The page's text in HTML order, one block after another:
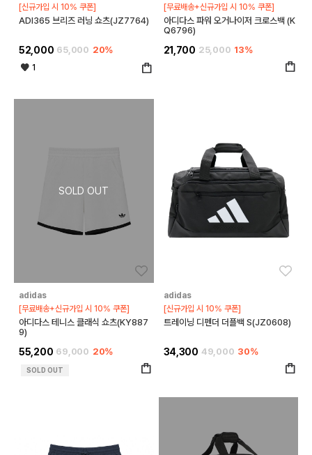
[신규가입 시 10% 쿠폰]
ADI365 브리즈 러닝 쇼츠(JZ7764)
52,000 65,000 20%
1
[무료배송+신규가입 시 10% 쿠폰]
아디다스 파워 오거나이저 크로스백 (K
Q6796)
21,700 25,000 13%
adidas
[무료배송+신규가입 시 10% 쿠폰]
아디다스 테니스 클래식 쇼츠(KY887
9)
55,200 69,000 20%
SOLD OUT
adidas
[신규가입 시 10% 쿠폰]
트레이닝 디펜더 더플백 S(JZ0608)
34,300 49,000 30%